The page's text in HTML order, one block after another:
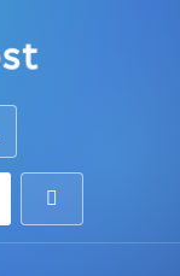
Αναζήτηση